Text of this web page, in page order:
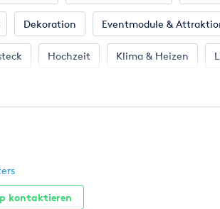
Dekoration Eventmodule &
Hochzeit Klima & Heizen
kontaktieren